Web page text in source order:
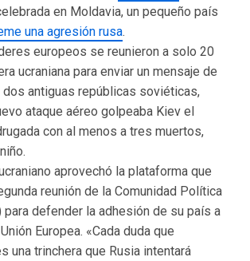
en Moldavia, un pequeño país
una agresión rusa.
europeos se reunieron a solo 20
ucraniana para enviar un mensaje de
antiguas repúblicas soviéticas,
ataque aéreo golpeaba Kiev el
con al menos a tres muertos,
aprovechó la plataforma que
reunión de la Comunidad Política
para defender la adhesión de su país a
Europea. «Cada duda que
una trinchera que Rusia intentará